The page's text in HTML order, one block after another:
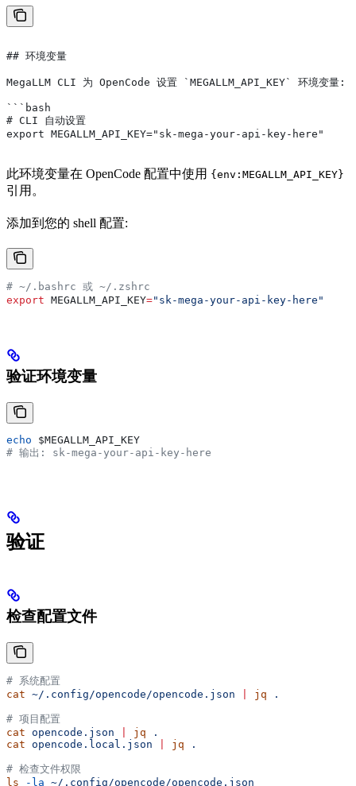
## 环境变量
MegaLLM CLI 为 OpenCode 设置 `MEGALLM_API_KEY` 环境变量:
```bash
# CLI 自动设置
export MEGALLM_API_KEY="sk-mega-your-api-key-here"
此环境变量在 OpenCode 配置中使用 {env:MEGALLM_API_KEY}
引用。
添加到您的 shell 配置:
# ~/.bashrc 或 ~/.zshrc
export MEGALLM_API_KEY="sk-mega-your-api-key-here"
验证环境变量
echo $MEGALLM_API_KEY
# 输出: sk-mega-your-api-key-here
验证
检查配置文件
# 系统配置
cat ~/.config/opencode/opencode.json jq .
# 项目配置
cat opencode.json jq .
cat opencode.local.json jq .
# 检查文件权限
ls -la ~/.config/opencode/opencode.json